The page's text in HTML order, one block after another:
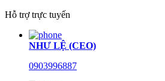
Hỗ trợ trực tuyến
NHƯ LỆ (CEO)
0903996887